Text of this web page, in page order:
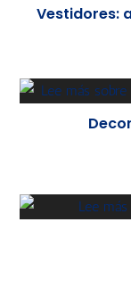
Vestidores: